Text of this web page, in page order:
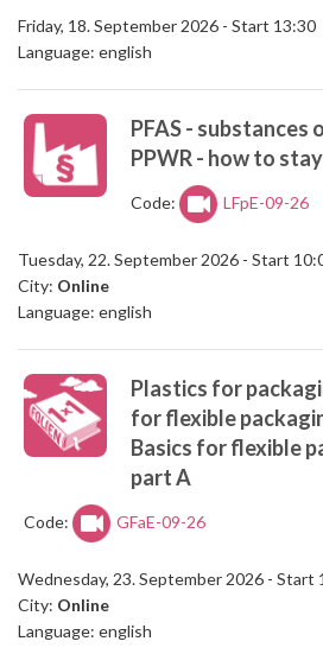
Friday, 18. September 2026 - Start 13:30
Language: english
PFAS - substances
PPWR - how to
Code: LFpE-09-26
Tuesday, 22. September 2026 - Start
City: Online
Language: english
Plastics for
for flexible
Basics for flexible
part A
Code: GFaE-09-26
Wednesday, 23. September 2026 - Start
City: Online
Language: english